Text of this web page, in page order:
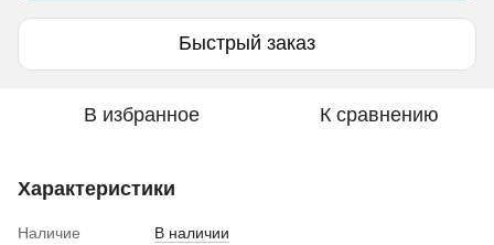
Быстрый заказ
В избранное К сравнению
Характеристики
Наличие
В наличии